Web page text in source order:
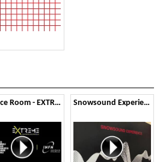
Silence Room - EXTREME Snowsound Experience